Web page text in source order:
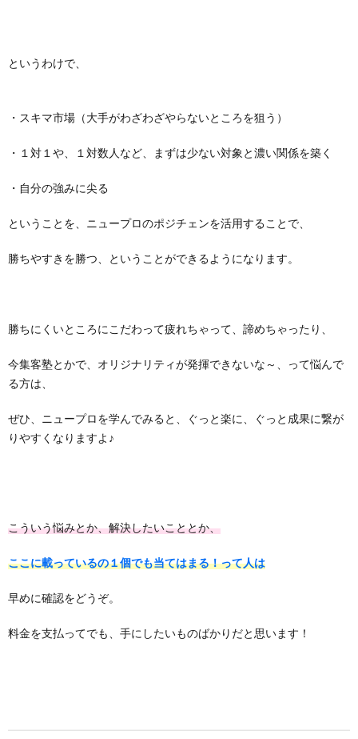
というわけで、
・スキマ市場（大手がわざわざやらないところを狙う）
・１対１や、１対数人など、まずは少ない対象と濃い関係を築く
・自分の強みに尖る
ということを、ニュープロのポジチェンを活用することで、
勝ちやすきを勝つ、ということができるようになります。
勝ちにくいところにこだわって疲れちゃって、諦めちゃったり、
今集客塾とかで、オリジナリティが発揮できないな～、って悩んで
る方は、
ぜひ、ニュープロを学んでみると、ぐっと楽に、ぐっと成果に繋が
りやすくなりますよ♪
こういう悩みとか、解決したいこととか、
ここに載っているの１個でも当てはまる！って人は
早めに確認をどうぞ。
料金を支払ってでも、手にしたいものばかりだと思います！